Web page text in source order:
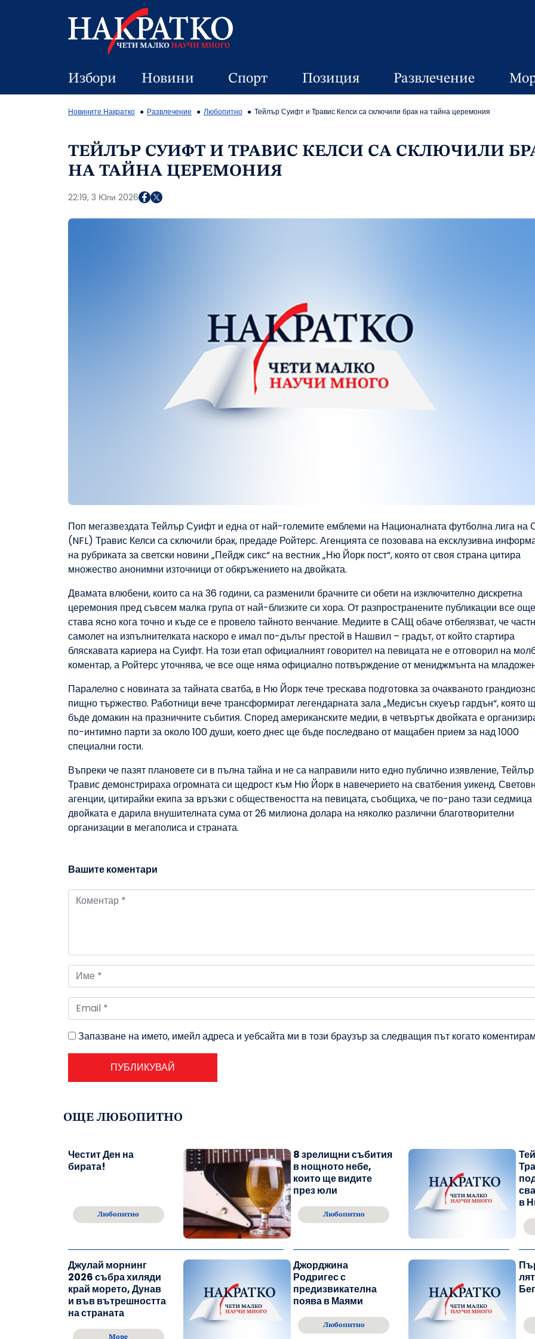
Избори Новини Спорт Позиция Развлечение
Новините Накратко Развлечение Любопитно Тейлър Суифт и Травис Келси са сключили брак на тайна церемония
ТЕЙЛЪР СУИФТ И ТРАВИС КЕЛСИ СА СКЛЮЧИЛИ
НА ТАЙНА ЦЕРЕМОНИЯ
22:19, 3 Юли 2026
Поп мегазвездата Тейлър Суифт и една от най-големите емблеми на Националната футболна лига
(NFL) Травис Келси са сключили брак, предаде Ройтерс. Агенцията се позовава на ексклузивна
на рубриката за светски новини „Пейдж сикс“ на вестник „Ню Йорк пост“, която от своя страна цитира
множество анонимни източници от обкръжението на двойката.
Двамата влюбени, които са на 36 години, са разменили брачните си обети на изключително дискретна
церемония пред съвсем малка група от най-близките си хора. От разпространените публикации все
става ясно кога точно и къде се е провело тайното венчание. Медиите в САЩ обаче отбелязват, че
самолет на изпълнителката наскоро е имал по-дълъг престой в Нашвил – градът, от който стартира
бляскавата кариера на Суифт. На този етап официалният говорител на певицата не е отговорил на
коментар, а Ройтерс уточнява, че все още няма официално потвърждение от мениджмънта на
Паралелно с новината за тайната сватба, в Ню Йорк тече трескава подготовка за очакваното
пищно тържество. Работници вече трансформират легендарната зала „Медисън скуеър гардън“, която
бъде домакин на празничните събития. Според американските медии, в четвъртък двойката е
по-интимно парти за около 100 души, което днес ще бъде последвано от мащабен прием за над 1000
специални гости.
Въпреки че пазят плановете си в пълна тайна и не са направили нито едно публично изявление,
Травис демонстрираха огромната си щедрост към Ню Йорк в навечерието на сватбения уикенд.
агенции, цитирайки екипа за връзки с обществеността на певицата, съобщиха, че по-рано тази седмица
двойката е дарила внушителната сума от 26 милиона долара на няколко различни благотворителни
организации в мегаполиса и страната.
Вашите коментари
Запазване на името, имейл адреса и уебсайта ми в този браузър за следващия път когато
ОЩЕ ЛЮБОПИТНО
Честит Ден на
бирата!
Любопитно
8 зрелищни събития
в нощното небе,
които ще видите
през юли
Любопитно
в
Джулай морнинг
2026 събра хиляди
край морето, Дунав
и във вътрешността
на страната
Море
Джорджина
Родригес с
предизвикателна
поява в Маями
Любопитно